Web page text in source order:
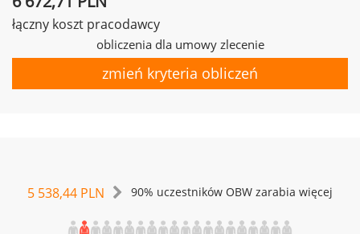
łączny koszt pracodawcy
obliczenia dla umowy zlecenie
zmień kryteria obliczeń
5 538,44 PLN 90% uczestników OBW zarabia więcej